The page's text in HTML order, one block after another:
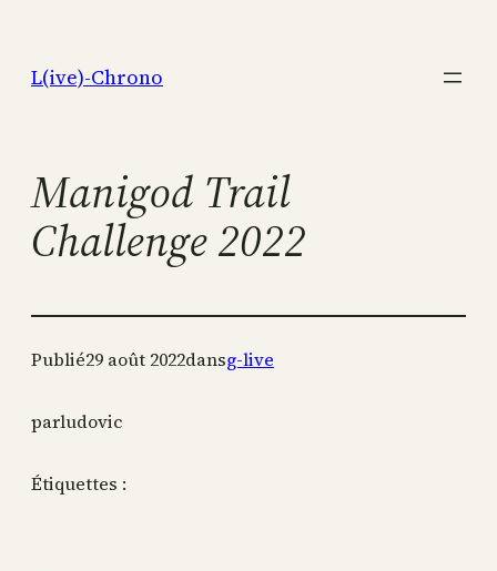
contenu
L(ive)-Chrono
Manigod Trail
Challenge 2022
Publié29 août 2022dansg-live
parludovic
Étiquettes :